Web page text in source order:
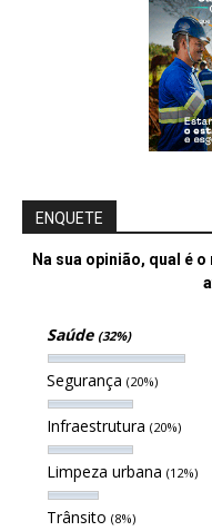
ENQUETE
Na sua opinião, qual é
Saúde (32%)
Segurança (20%)
Infraestrutura (20%)
Limpeza urbana (12%)
Trânsito (8%)